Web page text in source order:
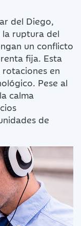
del Diego,
la ruptura del
un conflicto
fija. Esta
en
Pese al
calma
de